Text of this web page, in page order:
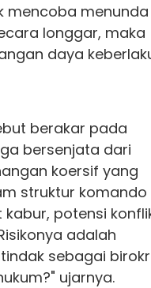
mencoba menunda
longgar, maka
daya
berakar pada
bersenjata dari
koersif yang
struktur komando
potensi
adalah
sebagai
ujarnya.